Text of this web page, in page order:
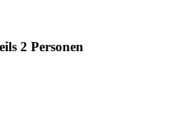
2 Personen